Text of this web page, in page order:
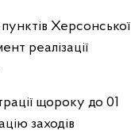
Херсонської
реалізації
щороку до 01
заходів